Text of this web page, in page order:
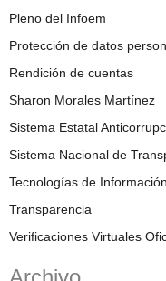
Pleno del Infoem
Protección de datos
Rendición de cuentas
Sharon Morales Martínez
Sistema Estatal
Sistema Nacional de
Tecnologías de Información
Transparencia
Verificaciones Virtuales